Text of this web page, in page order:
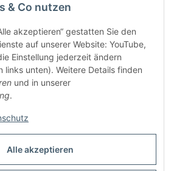
haben wir ein Ladengeschäft in Hütten:
& Co nutzen
akzeptieren“ gestatten Sie den
auf unserer Website: YouTube,
Einstellung jederzeit ändern
links unten). Weitere Details finden
und in unserer
.
Alle akzeptieren